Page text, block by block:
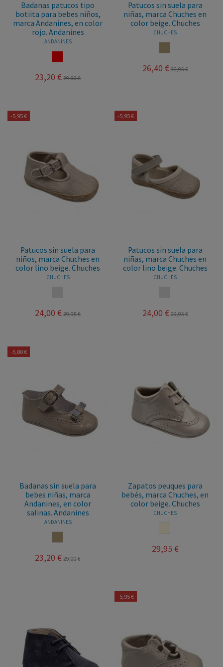
Badanas patucos tipo
botiita para bebes niños,
marca Andanines, en color
rojo. Andanines
ANDANINES
23,20 € 29,00 €
Patucos sin suela para
niñas, marca Chuches en
color beige. Chuches
CHUCHES
26,40 € 32,95 €
-5,95 €
Patucos sin suela para
niños, marca Chuches en
color lino beige. Chuches
CHUCHES
24,00 € 29,95 €
-5,95 €
Patucos sin suela para
niñas, marca Chuches en
color lino beige. Chuches
CHUCHES
24,00 € 29,95 €
-5,80 €
Badanas sin suela para
bebes niñas, marca
Andanines, en color
salinas. Andanines
ANDANINES
23,20 € 29,00 €
Zapatos peuques para
bebés, marca Chuches, en
color beige. Chuches
CHUCHES
29,95 €
-5,95 €